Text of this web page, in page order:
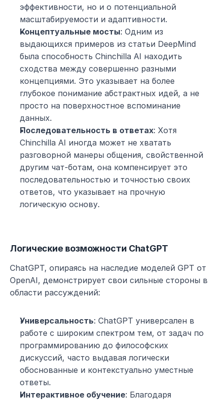
эффективности, но и о потенциальной
масштабируемости и адаптивности.
Концептуальные мосты: Одним из
выдающихся примеров из статьи DeepMind
была способность Chinchilla AI находить
сходства между совершенно разными
концепциями. Это указывает на более
глубокое понимание абстрактных идей, а не
просто на поверхностное вспоминание
данных.
Последовательность в ответах: Хотя
Chinchilla AI иногда может не хватать
разговорной манеры общения, свойственной
другим чат-ботам, она компенсирует это
последовательностью и точностью своих
ответов, что указывает на прочную
логическую основу.
Логические возможности ChatGPT
ChatGPT, опираясь на наследие моделей GPT от
OpenAI, демонстрирует свои сильные стороны в
области рассуждений:
Универсальность: ChatGPT универсален в
работе с широким спектром тем, от задач по
программированию до философских
дискуссий, часто выдавая логически
обоснованные и контекстуально уместные
ответы.
Интерактивное обучение: Благодаря